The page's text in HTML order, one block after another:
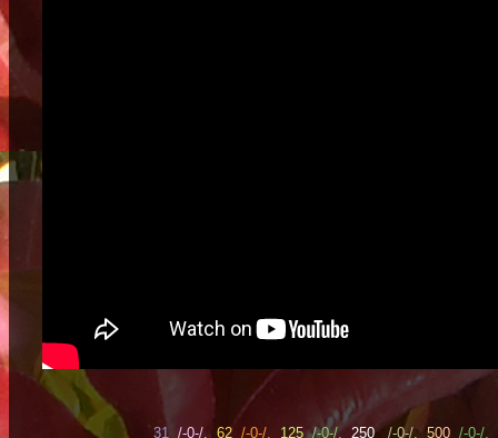
31 /-0-/, 62 /-0-/, 125 /-0-/, 250 /-0-/, 500 /-0-/,